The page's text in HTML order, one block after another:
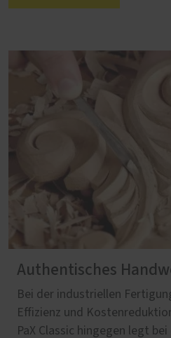
Authentisches
Bei der industriellen
Effizienz und
PaX Classic hingegen legt